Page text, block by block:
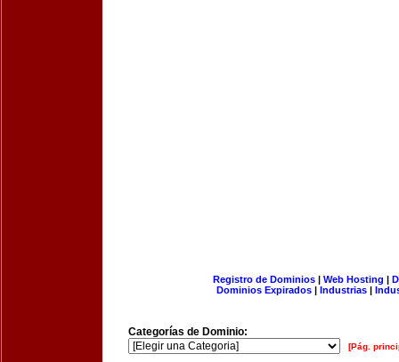
Registro de Dominios| Web Hosting |
Dominios Expirados | Industrias |
Categorías de Dominio:
[Pág.